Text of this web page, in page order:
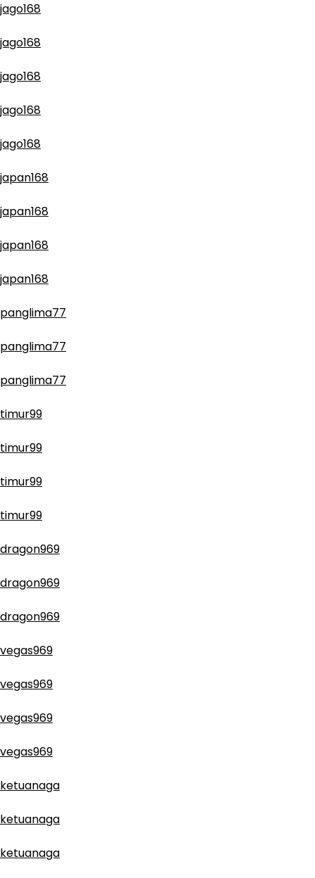
jago168
jago168
jago168
jago168
jago168
japan168
japan168
japan168
japan168
panglima77
panglima77
panglima77
timur99
timur99
timur99
timur99
dragon969
dragon969
dragon969
vegas969
vegas969
vegas969
vegas969
ketuanaga
ketuanaga
ketuanaga